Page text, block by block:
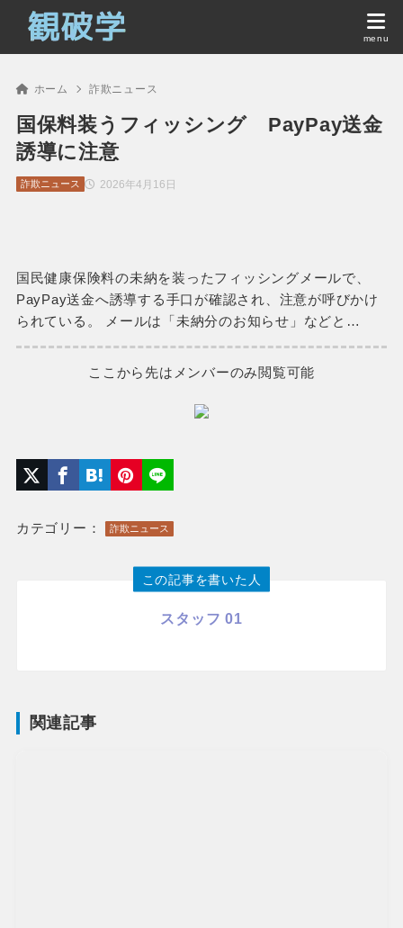
ホーム 詐欺ニュース
国保料装うフィッシング PayPay送金
誘導に注意
2026年4月16日
詐欺ニュース
国民健康保険料の未納を装ったフィッシングメールで、
PayPay送金へ誘導する手口が確認され、注意が呼びかけ
られている。 メールは「未納分のお知らせ」などと…
ここから先はメンバーのみ閲覧可能
カテゴリー： 詐欺ニュース
この記事を書いた人
スタッフ 01
関連記事